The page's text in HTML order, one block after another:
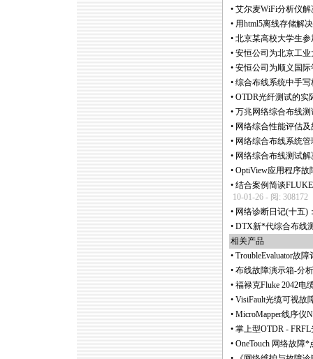
• 艾尔麦WiFi分析仪
• 用html5离线存储解
• 北京某高校大学生参
• 安恒公司为北京工业
• 安恒公司为顺义国
• 综合布线系统中手
• OTDR光纤测试的实
• 万兆网络综合布线
• 网络综合性能评估
• 网络综合布线系统
• 网络综合布线测试
• OptiView应用程序故
• 结合案例简谈
10-01-26 - 阅: 308172
• 网络诊断日记(十五)
• DTX新*代综合布线
相关产品
• TroubleEvaluator故
• 布线故障演示箱-分
• 福禄克Fluke 2042电
• VisiFault光缆可视故
• MicroMapper线序仪
• 掌上型OTDR -
• OneTouch 网络故障*